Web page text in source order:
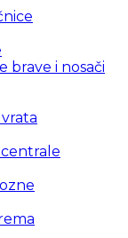
brave i nosači